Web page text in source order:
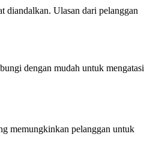
diandalkan. Ulasan dari pelanggan
dengan mudah untuk mengatasi
memungkinkan pelanggan untuk